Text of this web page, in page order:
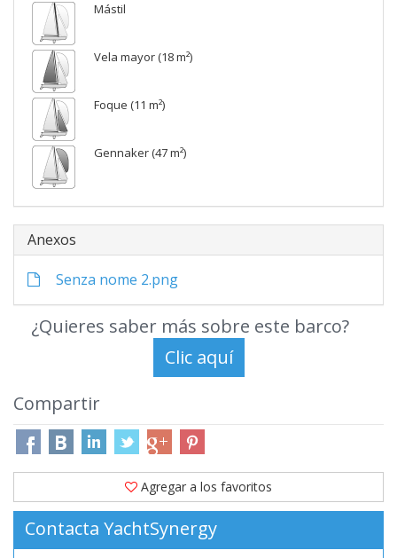
Mástil
Vela mayor (18 m²)
Foque (11 m²)
Gennaker (47 m²)
Anexos
Senza nome 2.png
¿Quieres saber más sobre este barco?
Compartir
Agregar a los favoritos
Contacta YachtSynergy